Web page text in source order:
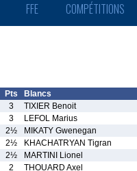
FFE COMPÉTITIONS
Pts Blancs
3 TIXIER Benoit
3 LEFOL Marius
2½ MIKATY Gwenegan
2½ KHACHATRYAN Tigran
2½ MARTINI Lionel
2 THOUARD Axel